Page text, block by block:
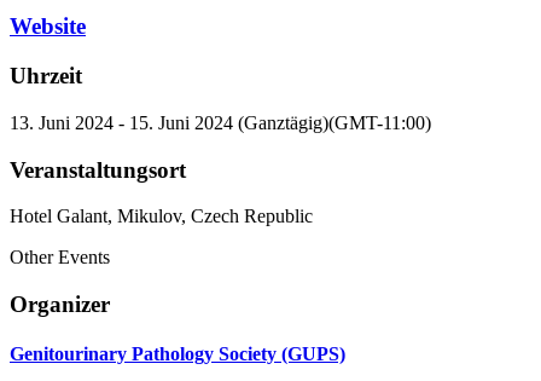
Website
Uhrzeit
13. Juni 2024 - 15. Juni 2024 (Ganztägig)(GMT-11:00)
Veranstaltungsort
Hotel Galant, Mikulov, Czech Republic
Other Events
Organizer
Genitourinary Pathology Society (GUPS)